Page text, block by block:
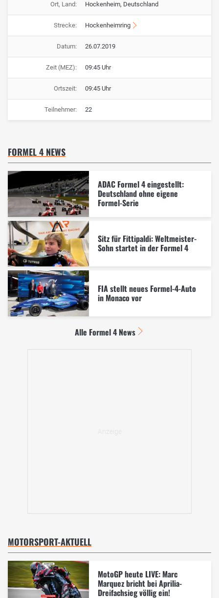
Ort, Land: Hockenheim, Deutschland
Strecke: Hockenheimring
Datum: 26.07.2019
Zeit (MEZ): 09:45 Uhr
Ortszeit: 09:45 Uhr
Teilnehmer: 22
FORMEL 4 NEWS
ADAC Formel 4 eingestellt:
Deutschland ohne eigene
Formel-Serie
Sitz für Fittipaldi: Weltmeister-
Sohn startet in der Formel 4
FIA stellt neues Formel-4-Auto
in Monaco vor
Alle Formel 4 News
MOTORSPORT-AKTUELL
MotoGP heute LIVE: Marc
Marquez bricht bei Aprilia-
Dreifachsieg völlig ein!